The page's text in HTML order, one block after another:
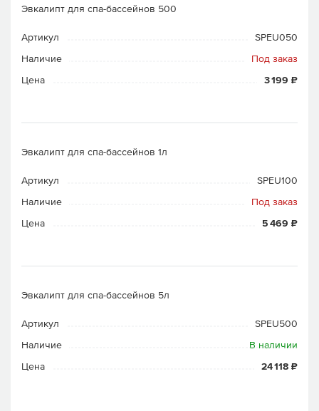
Эвкалипт для спа-бассейнов 500
Артикул
SPEU050
Наличие
Под заказ
Цена
3 199 ₽
Эвкалипт для спа-бассейнов 1л
Артикул
SPEU100
Наличие
Под заказ
Цена
5 469 ₽
Эвкалипт для спа-бассейнов 5л
Артикул
SPEU500
Наличие
В наличии
Цена
24 118 ₽